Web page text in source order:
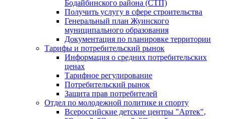
Бодайбинского района (СТП)
Получить услугу в сфере строительства
Генеральный план Жуинского
муниципального образования
Документация по планировке территории
Тарифы и потребительский рынок
Информация о средних потребительских
ценах
Тарифное регулирование
Потребительский рынок
Защита прав потребителей
Отдел по молодежной политике и спорту
Всероссийские детские центры "Артек",